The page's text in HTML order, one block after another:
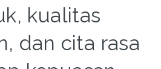
kualitas
dan cita rasa